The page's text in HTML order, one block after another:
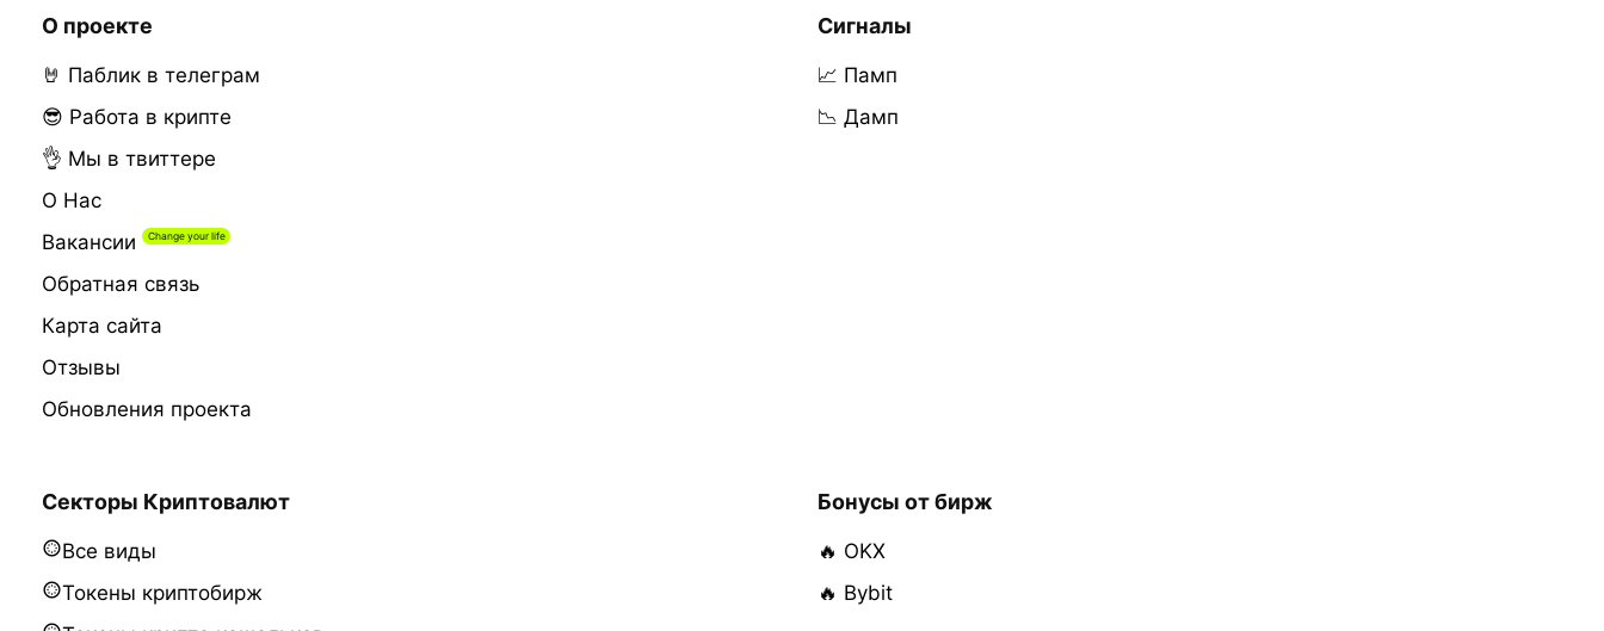
О проекте
🤘 Паблик в телеграм
😎 Работа в крипте
👌 Мы в твиттере
О Нас
Вакансии
Обратная связь
Карта сайта
Отзывы
Обновления проекта
Сигналы
📈 Памп
📉 Дамп
Секторы Криптовалют
Все виды
Токены криптобирж
Бонусы от бирж
🔥 OKX
🔥 Bybit